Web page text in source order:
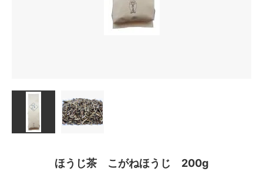
ほうじ茶 こがねほうじ 200g